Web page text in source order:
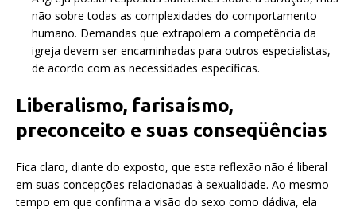
não sobre todas as complexidades do comportamento
humano. Demandas que extrapolem a competência da
igreja devem ser encaminhadas para outros especialistas,
de acordo com as necessidades específicas.
Liberalismo, farisaísmo,
preconceito e suas conseqüências
Fica claro, diante do exposto, que esta reflexão não é liberal
em suas concepções relacionadas à sexualidade. Ao mesmo
tempo em que confirma a visão do sexo como dádiva, ela